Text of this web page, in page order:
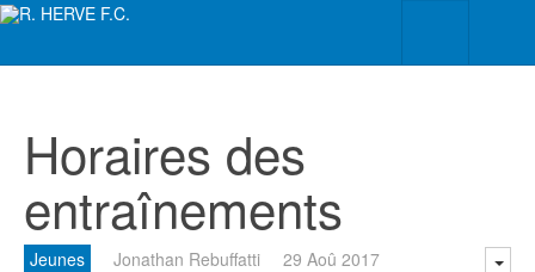
Horaires des
entraînements
Jeunes Jonathan Rebuffatti 29 Aoû 2017